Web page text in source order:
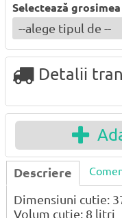
Selectează
Detalii
Descriere
Dimensiuni cutie:
Volum cutie: 8 litri